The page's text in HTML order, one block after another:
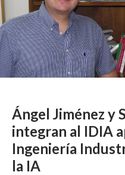
Ángel Jiménez y
integran al IDIA
Ingeniería
la IA